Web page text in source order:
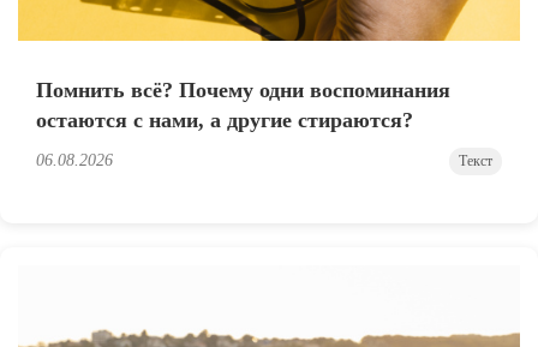
Помнить всё? Почему одни воспоминания
остаются с нами, а другие стираются?
06.08.2026 Текст